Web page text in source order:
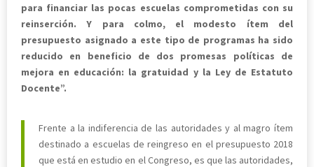
para financiar las pocas escuelas comprometidas con su
reinserción. Y para colmo, el modesto ítem del
presupuesto asignado a este tipo de programas ha sido
reducido en beneficio de dos promesas políticas de
mejora en educación: la gratuidad y la Ley de Estatuto
Docente”.
Frente a la indiferencia de las autoridades y al magro ítem
destinado a escuelas de reingreso en el presupuesto 2018
que está en estudio en el Congreso, es que las autoridades,